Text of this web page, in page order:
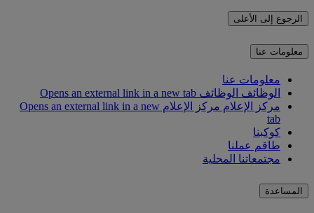
الرجوع إلى الأعلى
معلومات عنا
معلومات عنا
الوظائف الوظائف Opens an external link in a new tab
مركز الإعلام
مركز الإعلام Opens an external link in a new
tab
كوكبنا
طاقم عملنا
مجتمعاتنا المحلية
المساعدة